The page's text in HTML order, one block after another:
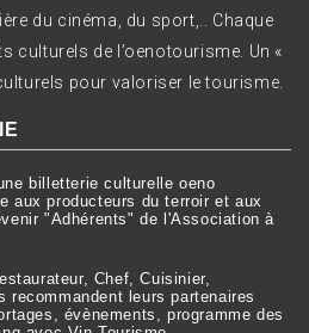
du cinéma, du sport,.. Chaque
culturels de l’oenotourisme. Un «
pour valoriser le tourisme.
billetterie culturelle oeno
aux producteurs du terroir et aux
"Adhérents" de l'Association à
Chef, Cuisinier,
leurs partenaires
évènements, programme des